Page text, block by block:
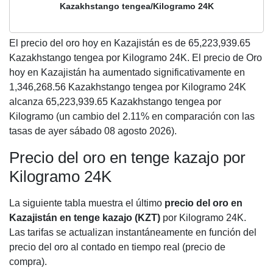
Kazakhstango tengea/Kilogramo 24K
El precio del oro hoy en Kazajistán es de 65,223,939.65
Kazakhstango tengea por Kilogramo 24K. El precio de Oro
hoy en Kazajistán ha aumentado significativamente en
1,346,268.56 Kazakhstango tengea por Kilogramo 24K
alcanza 65,223,939.65 Kazakhstango tengea por
Kilogramo (un cambio del 2.11% en comparación con las
tasas de ayer sábado 08 agosto 2026).
Precio del oro en tenge kazajo por
Kilogramo 24K
La siguiente tabla muestra el último precio del oro en
Kazajistán en tenge kazajo (KZT) por Kilogramo 24K.
Las tarifas se actualizan instantáneamente en función del
precio del oro al contado en tiempo real (precio de
compra).